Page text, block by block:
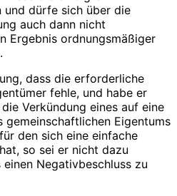
und dürfe sich über die
auch dann nicht
Ergebnis ordnungsmäßiger
dass die erforderliche
fehle, und habe er
Verkündung eines auf eine
gemeinschaftlichen Eigentums
den sich eine einfache
so sei er nicht dazu
Negativbeschluss zu